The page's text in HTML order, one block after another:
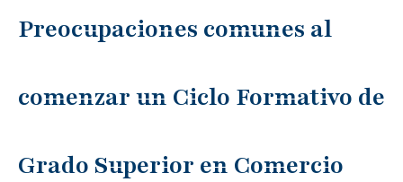
Preocupaciones comunes al
comenzar un Ciclo Formativo de
Grado Superior en Comercio